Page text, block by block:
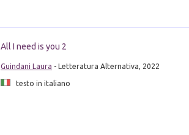
All I need is you 2
Guindani Laura - Letteratura Alternativa, 2022
testo in italiano